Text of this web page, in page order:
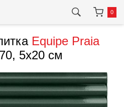
0
Equipe Praia
5x20 см